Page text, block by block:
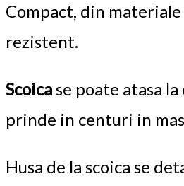
Compact, din
rezistent.
Scoicase poate atasa
prinde in centuri in
Husa de la scoica se